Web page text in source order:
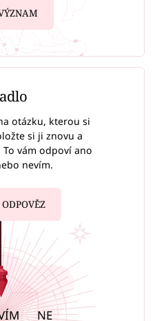
otázku, kterou si
si ji znovu a
vám odpoví ano
nevím.
NE